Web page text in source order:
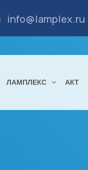
info@lamplex.ru
ЛАМПЛЕКС АКТ